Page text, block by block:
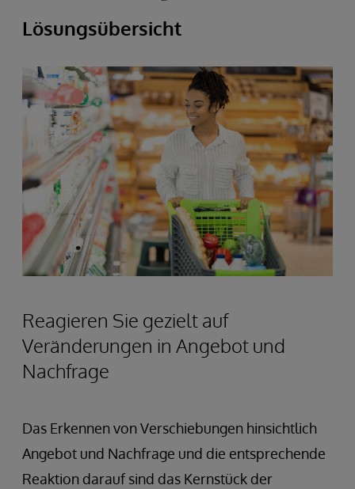
Lösungsübersicht
Reagieren Sie gezielt auf
Veränderungen in Angebot und
Nachfrage
Das Erkennen von Verschiebungen hinsichtlich
Angebot und Nachfrage und die entsprechende
Reaktion darauf sind das Kernstück der